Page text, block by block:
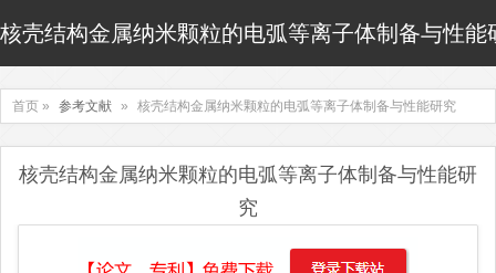
核壳结构金属纳米颗粒的电弧等离子体制备与性能
首页 » 参考文献 » 核壳结构金属纳米颗粒的电弧等离子体制备与性能研究
核壳结构金属纳米颗粒的电弧等离子体制备与性能研
究